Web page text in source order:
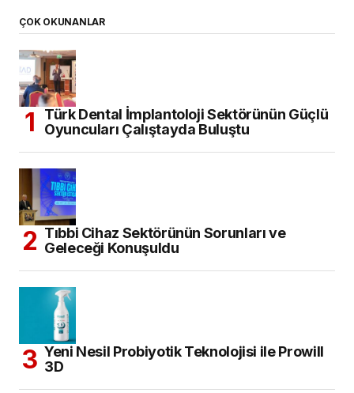
ÇOK OKUNANLAR
Türk Dental İmplantoloji Sektörünün Güçlü
Oyuncuları Çalıştayda Buluştu
Tıbbi Cihaz Sektörünün Sorunları ve
Geleceği Konuşuldu
Yeni Nesil Probiyotik Teknolojisi ile Prowill
3D